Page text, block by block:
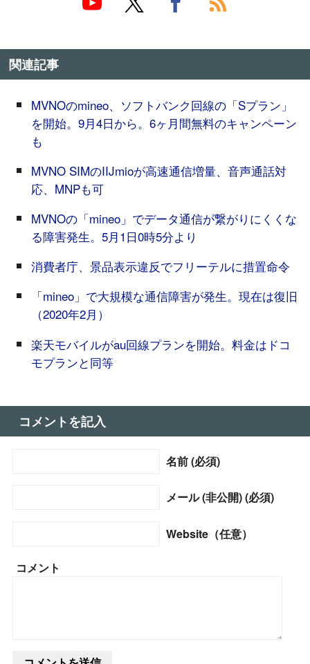
関連記事
MVNOのmineo、ソフトバンク回線の「Sプラン」
を開始。9月4日から。6ヶ月間無料のキャンペーン
も
MVNO SIMのIIJmioが高速通信増量、音声通話対
応、MNPも可
MVNOの「mineo」でデータ通信が繋がりにくくな
る障害発生。5月1日0時5分より
消費者庁、景品表示違反でフリーテルに措置命令
「mineo」で大規模な通信障害が発生。現在は復旧
（2020年2月）
楽天モバイルがau回線プランを開始。料金はドコ
モプランと同等
コメントを記入
名前 (必須)
メール (非公開) (必須)
Website（任意）
コメント